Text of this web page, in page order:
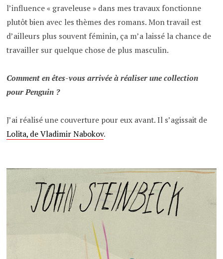
l’influence « graveleuse » dans mes travaux fonctionne
plutôt bien avec les thèmes des romans. Mon travail est
d’ailleurs plus souvent féminin, ça m’a laissé la chance de
travailler sur quelque chose de plus masculin.
Comment en êtes-vous arrivée à réaliser une collection
pour Penguin ?
J’ai réalisé une couverture pour eux avant. Il s’agissait de
Lolita, de Vladimir Nabokov.